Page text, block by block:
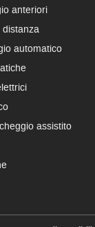
anteriori
distanza
automatico
assistito